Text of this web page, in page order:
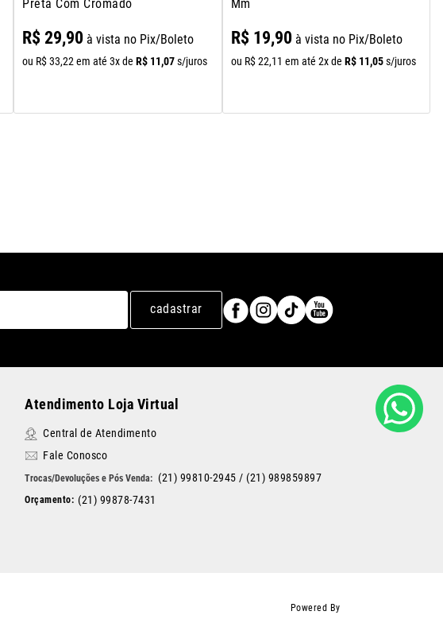
Preta Com Cromado
R$ 29,90 à vista no Pix/Boleto
ou R$33,22 em até 3x de R$ 11,07s/juros
Mm
R$ 19,90à vista no Pix/Boleto
ou R$ 22,11 em até 2x de R$ 11,05 s/juros
cadastrar
Atendimento Loja Virtual
Central de Atendimento
Fale Conosco
(21) 99810-2945 / (21) 989859897
(21) 99878-7431
Powered By